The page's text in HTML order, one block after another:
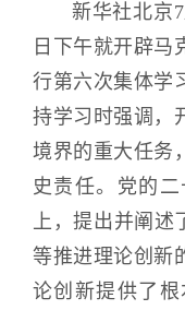
新华社北京
日下午就开辟马
行第六次集体学
持学习时强调，
境界的重大任务
史责任。党的
上，提出并阐述
等推进理论创新
论创新提供了